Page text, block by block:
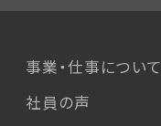
事業・仕事について
社員の声